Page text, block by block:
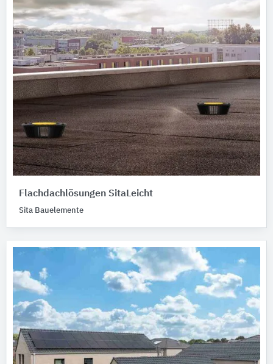
Flachdachlösungen SitaLeicht
Sita Bauelemente